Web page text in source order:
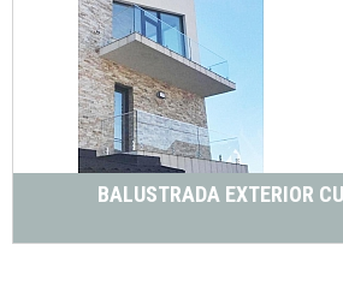
BALUSTRADA EXTERIOR